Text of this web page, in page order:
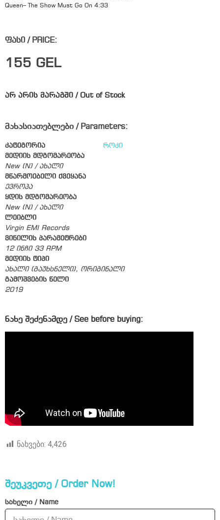
Queen– The Show Must Go On 4:33
ფასი / PRICE:
155 GEL
არ არის მარაგში / Out of Stock
მახასიათებლები / Parameters:
კატეგორია
როკი
მედიის მდგომარეობა
New (N) / ახალი
მწარმოებელი ქვეყანა
ევროპა
ყდის მდგომარეობა
New (N) / ახალი
ლეიბლი
Virgin EMI Records
ვინილის პარამეტრები
12 ინჩი 33 RPM
მედიის ტიპი
ახალი (გაუხსნელი), ორიგინალი
გამოშვების წელი
2019
ნახე შეძენამდე / See before buying:
ნახვები: 4,426
შეუკვეთე / Order Now!
სახელი / Name